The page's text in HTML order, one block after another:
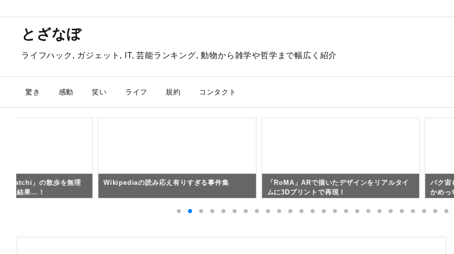
とざなぼ
ライフハック, ガジェット, IT, 芸能ランキング, 動物から雑学や哲学まで幅広く紹介
驚き 感動 笑い ライフ 規約 コンタクト
「Hatchi」の散歩を無理
した結果…！
Wikipediaの読み応え有りすぎる事件集
「RoMA」ARで描いたデザインをリアルタイ
ムに3Dプリントで再現！
バク宙
かめっ